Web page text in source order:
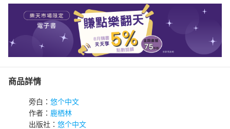
商品詳情
旁白： 悠个中文
作者： 鹿栖林
出版社： 悠个中文